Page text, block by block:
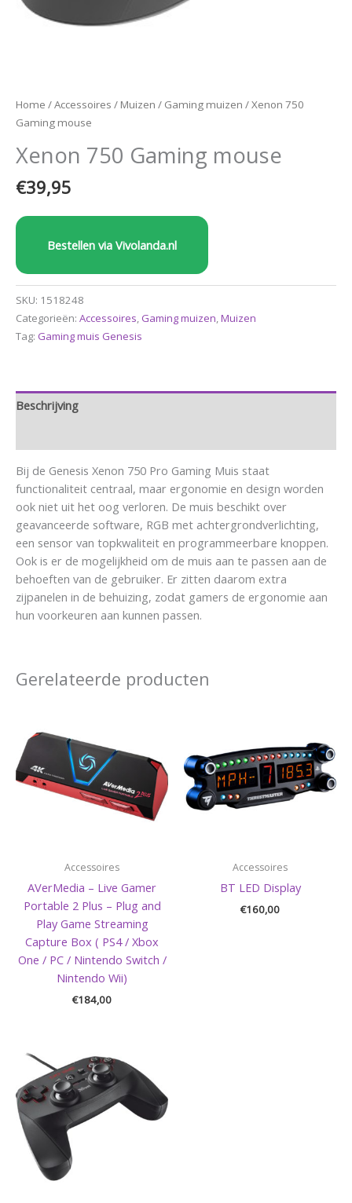
Home /Accessoires / Muizen / Gaming muizen / Xenon 750
Gaming mouse
Xenon 750 Gaming mouse
€39,95
Bestellen via Vivolanda.nl
SKU: 1518248
Categorieën: Accessoires, Gaming muizen,Muizen
Tag: Gaming muis Genesis
Beschrijving
Bij de Genesis Xenon 750 Pro Gaming Muis staat
functionaliteit centraal, maar ergonomie en design worden
ook niet uit het oog verloren. De muis beschikt over
geavanceerde software, RGB met achtergrondverlichting,
een sensor van topkwaliteit en programmeerbare knoppen.
Ook is er de mogelijkheid om de muis aan te passen aan de
behoeften van de gebruiker. Er zitten daarom extra
zijpanelen in de behuizing, zodat gamers de ergonomie aan
hun voorkeuren aan kunnen passen.
Gerelateerde producten
Accessoires
AVerMedia – Live Gamer
Portable 2 Plus – Plug and
Play Game Streaming
Capture Box ( PS4 / Xbox
One / PC / Nintendo Switch /
Nintendo Wii)
€184,00
Accessoires
BT LED Display
€160,00